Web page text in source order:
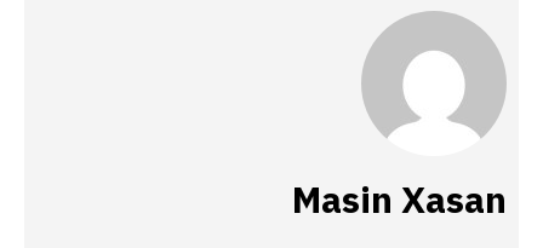
Masin Xasan